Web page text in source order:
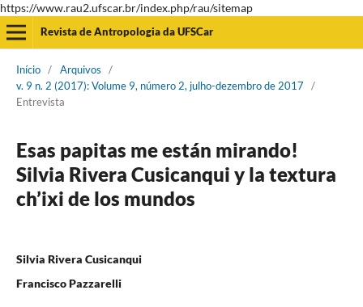
https://www.rau2.ufscar.br/index.php/rau/sitemap
Revista de Antropologia da UFSCar
Início / Arquivos
/
v. 9 n. 2 (2017): Volume 9, número 2, julho-dezembro de 2017
/
Entrevista
Esas papitas me están mirando!
Silvia Rivera Cusicanqui y la textura
ch’ixi de los mundos
Silvia Rivera Cusicanqui
Francisco Pazzarelli